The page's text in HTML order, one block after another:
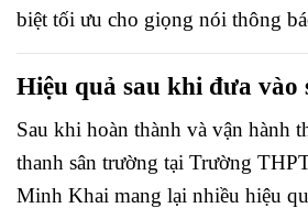
biệt tối ưu cho giọng nói thông
Hiệu quả sau khi đưa vào
Sau khi hoàn thành và vận hành
thanh sân trường tại Trường
Minh Khai mang lại nhiều hiệu